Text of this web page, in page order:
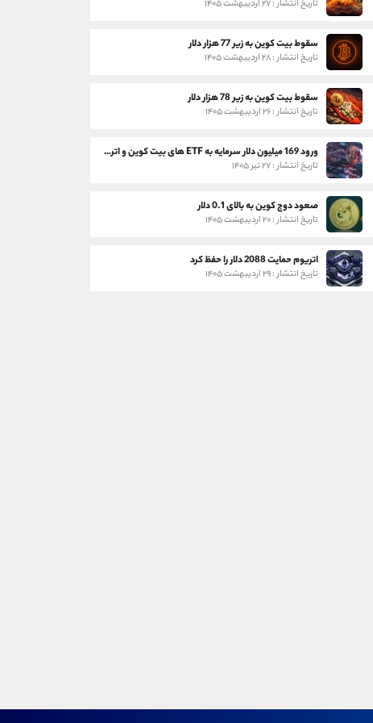
تاریخ انتشار : ۲۷ اردیبهشت ۱۴۰۵
سقوط بیت کوین به زیر 77 هزار دلار
تاریخ انتشار : ۲۸ اردیبهشت ۱۴۰۵
سقوط بیت کوین به زیر 78 هزار دلار
تاریخ انتشار : ۲۶ اردیبهشت ۱۴۰۵
ورود 169 میلیون دلار سرمایه به ETF های بیت کوین و اتریوم
تاریخ انتشار : ۲۷ تیر ۱۴۰۵
صعود دوج کوین به بالای 0.1 دلار
تاریخ انتشار : ۲۰ اردیبهشت ۱۴۰۵
اتریوم حمایت 2088 دلار را حفظ کرد
تاریخ انتشار : ۲۹ اردیبهشت ۱۴۰۵